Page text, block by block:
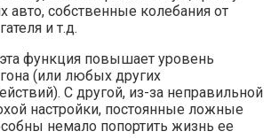
авто, собственные колебания от
и т.д.
функция повышает уровень
(или любых других
С другой, из-за неправильной
настройки, постоянные ложные
немало попортить жизнь ее